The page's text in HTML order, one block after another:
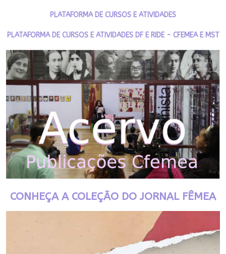
PLATAFORMA DE CURSOS E ATIVIDADES
PLATAFORMA DE CURSOS E ATIVIDADES DF E RIDE - CFEMEA E MST
CONHEÇA A COLEÇÃO DO JORNAL FÊMEA